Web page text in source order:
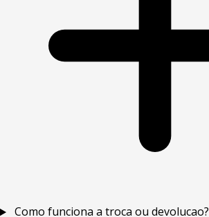
Como funciona a troca ou devolucao?